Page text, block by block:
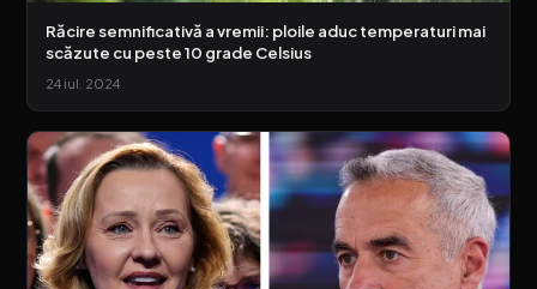
Răcire semnificativă a vremii: ploile aduc temperaturi mai
scăzute cu peste 10 grade Celsius
24 iul. 2024